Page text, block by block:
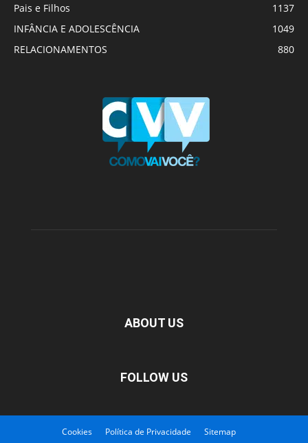
Pais e Filhos
1137
INFÂNCIA E ADOLESCÊNCIA
1049
RELACIONAMENTOS
880
ABOUT US
FOLLOW US
Cookies Política de Privacidade
Sitemap